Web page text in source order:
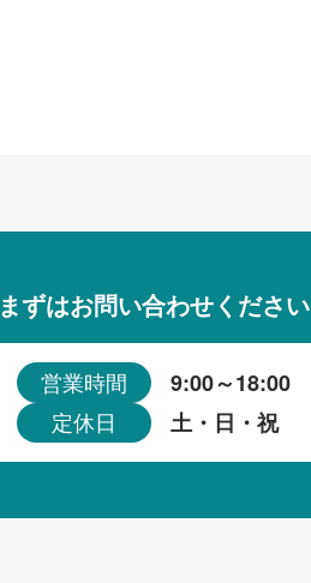
まずはお問い合わせください
営業時間 9:00～18:00
定休日 土・日・祝